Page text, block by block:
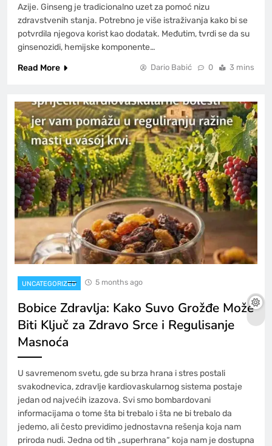
Azije. Ginseng je tradicionalno uzet za pomoć nizu
zdravstvenih stanja. Potrebno je više istraživanja kako bi se
potvrdila njegova korist kao dodatak. Međutim, tvrdi se da su
ginsenozidi, hemijske komponente…
Read More
Dario Babić 0 3 mins
UNCATEGORIZED 5 months ago
Bobice Zdravlja: Kako Suvo Grožđe Može
Biti Ključ za Zdravo Srce i Regulisanje
Masnoća
U savremenom svetu, gde su brza hrana i stres postali
svakodnevica, zdravlje kardiovaskularnog sistema postaje
jedan od najvećih izazova. Svi smo bombardovani
informacijama o tome šta bi trebalo i šta ne bi trebalo da
jedemo, ali često previdimo jednostavna rešenja koja nam
priroda nudi. Jedna od tih „superhrana“ koja nam je dostupna